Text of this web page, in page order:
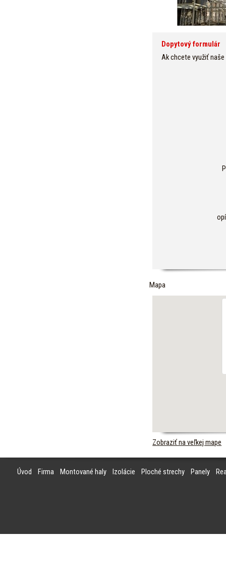
Dopytový formulár
Ak chcete využiť
Mapa
Zobraziť na veľkej mape
Úvod Firma Montované haly Izolácie Ploché strechy Panely